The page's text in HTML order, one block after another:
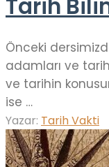
Tarih
Önceki
adamları ve
ve tarihin
ise …
Yazar: Tarih Vakti